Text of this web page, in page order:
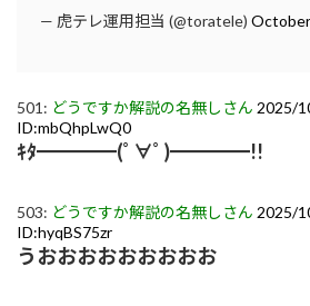
— 虎テレ運用担当 (@toratele)
501: どうですか解説の名無しさん 2025/
ID:mbQhpLwQ0
ｷﾀ━━━━(ﾟ∀ﾟ)━━━━!!
503: どうですか解説の名無しさん 2025/
ID:hyqBS75zr
うおおおおおおおおお